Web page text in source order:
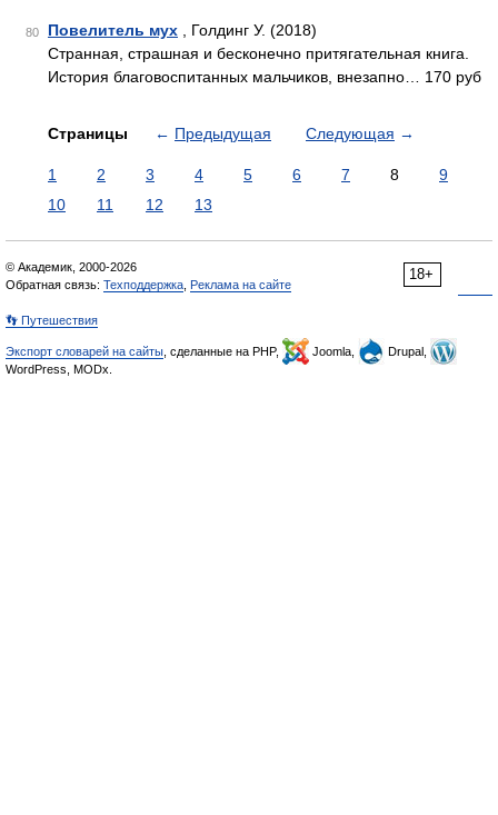
80 Повелитель мух , Голдинг У. (2018)
Странная, страшная и бесконечно притягательная книга.
История благовоспитанных мальчиков, внезапно… 170 руб
Страницы ← Предыдущая Следующая →
1 2 3 4 5 6 7 8
9
10
11 12 13
18+
© Академик, 2000-2026
Обратная связь: Техподдержка Реклама на сайте
👣 Путешествия
Экспорт словарей на сайты , сделанные на PHP, Joomla,
Drupal,
WordPress, MODx.